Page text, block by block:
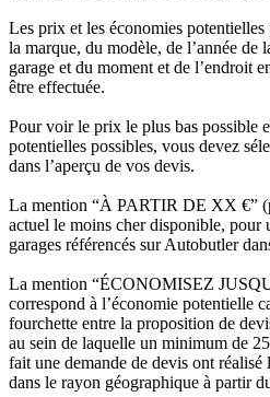
Les prix et les économies
la marque, du modèle, de l’année
garage et du moment et de l’endroit
être effectuée.
Pour voir le prix le plus bas possible
potentielles possibles, vous devez
dans l’aperçu de vos devis.
La mention “À PARTIR DE XX €”
actuel le moins cher disponible, pour
garages référencés sur Autobutler
La mention “ÉCONOMISEZ
correspond à l’économie potentielle
fourchette entre la proposition de
au sein de laquelle un minimum de
fait une demande de devis ont réalisé
dans le rayon géographique à partir